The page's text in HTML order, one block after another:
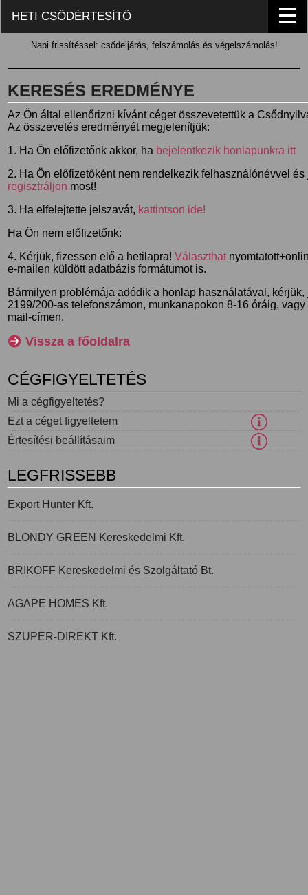
HETI CSŐDÉRTESÍTŐ
Napi frissítéssel: csődeljárás, felszámolás és végelszámolás!
KERESÉS EREDMÉNYE
Az Ön által ellenőrizni kívánt céget összevetettük a
Az összevetés eredményét megjelenítjük:
1. Ha Ön előfizetőnk akkor, ha bejelentkezik honlapunkra itt
2. Ha Ön előfizetőként nem rendelkezik felhasználónévvel
regisztráljon most!
3. Ha elfelejtette jelszavát, kattintson ide!
Ha Ön nem előfizetőnk:
4. Kérjük, fizessen elő a hetilapra!Választhat
e-mailen küldött adatbázis formátumot is.
Bármilyen problémája adódik a honlap használatával,
2199/200-as telefonszámon, munkanapokon 8-16 óráig,
mail-címen.
Vissza a főoldalra
CÉGFIGYELTETÉS
Mi a cégfigyeltetés?
Ezt a céget figyeltetem
Értesítési beállításaim
LEGFRISSEBB
Export Hunter Kft.
BLONDY GREEN Kereskedelmi Kft.
BRIKOFF Kereskedelmi és Szolgáltató Bt.
AGAPE HOMES Kft.
SZUPER-DIREKT Kft.